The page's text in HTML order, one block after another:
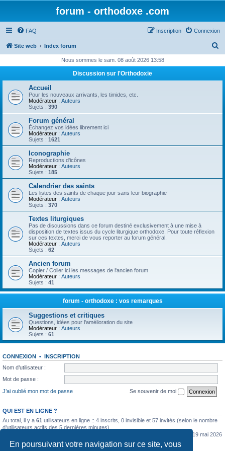
En poursuivant votre navigation sur ce site, vous
forum - orthodoxe .com
FAQ Connexion
Inscription
Site web Index forum
h
Nous sommes le sam. 08 août 2026 13:58
Discussion sur l'Orthodoxie
Accueil
Pour les nouveaux arrivants, les timides, etc.
Modérateur : Auteurs
Sujets : 390
Forum général
Échangez vos idées librement ici
Modérateur : Auteurs
Sujets : 1621
Iconographie
Reproductions d'icônes
Modérateur : Auteurs
Sujets : 185
Calendrier des saints
Les listes des saints de chaque jour sans leur biographie
Modérateur : Auteurs
Sujets : 370
Textes liturgiques
Pas de discussions dans ce forum destiné exclusivement à une mise à
disposition de textes issus du cycle liturgique orthodoxe. Pour toute réflexion
sur ces textes, merci de vous reporter au forum général.
Modérateur : Auteurs
Sujets : 62
Ancien forum
Copier / Coller ici les messages de l'ancien forum
Modérateur : Auteurs
Sujets : 41
forum - orthodoxe : vos remarques
Suggestions et critiques
Questions, idées pour l'amélioration du site
Modérateur : Auteurs
Sujets : 61
CONNEXION • INSCRIPTION
Nom d’utilisateur :
Mot de passe :
J’ai oublié mon mot de passe
Se souvenir de moi
QUI EST EN LIGNE ?
Au total, il y a 61 utilisateurs en ligne :: 4 inscrits, 0 invisible et 57 invités (selon le nombre
d’utilisateurs actifs des 5 dernières minutes)
le mar. 19 mai 2026
0:07